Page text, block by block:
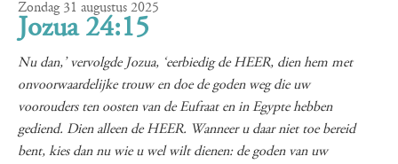
Zondag 31 augustus 2025
Jozua 24:15
Nu dan,’ vervolgde Jozua, ‘eerbiedig de HEER, dien hem met
onvoorwaardelijke trouw en doe de goden weg die uw
voorouders ten oosten van de Eufraat en in Egypte hebben
gediend. Dien alleen de HEER. Wanneer u daar niet toe bereid
bent, kies dan nu wie u wel wilt dienen: de goden van uw